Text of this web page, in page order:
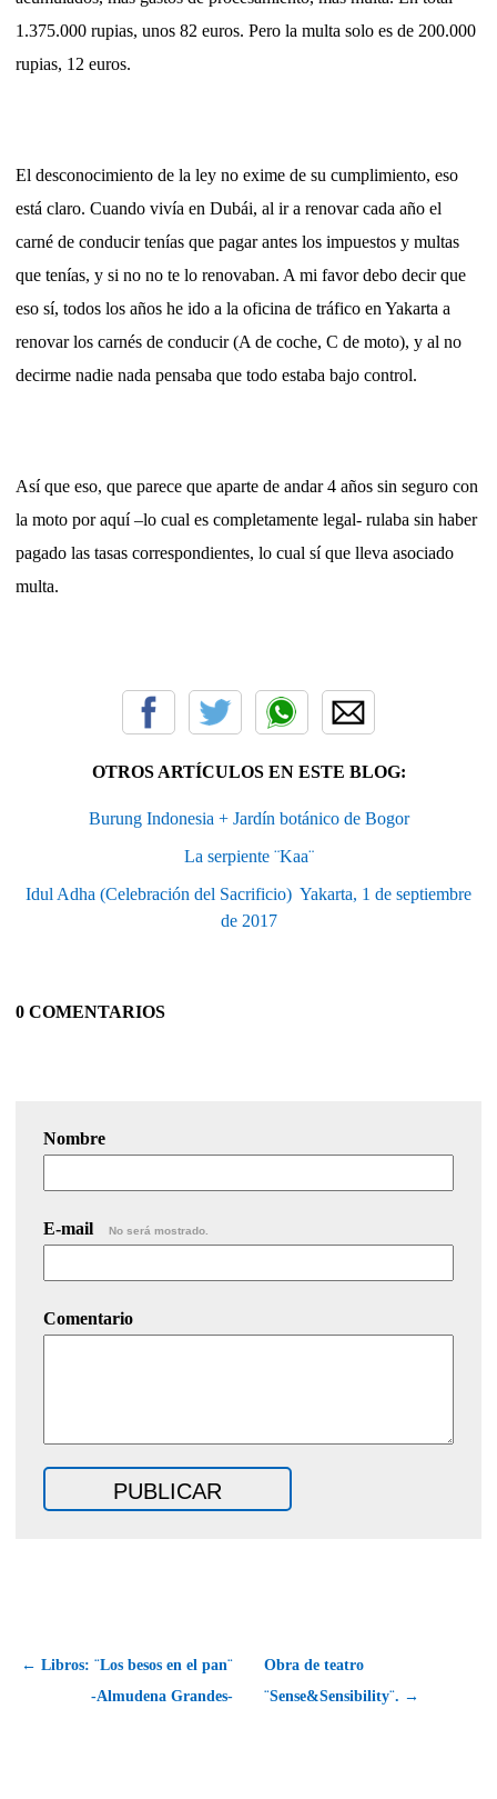
1.375.000 rupias, unos 82 euros. Pero la multa solo es de 200.000
rupias, 12 euros.
El desconocimiento de la ley no exime de su cumplimiento, eso
está claro. Cuando vivía en Dubái, al ir a renovar cada año el
carné de conducir tenías que pagar antes los impuestos y multas
que tenías, y si no no te lo renovaban. A mi favor debo decir que
eso sí, todos los años he ido a la oficina de tráfico en Yakarta a
renovar los carnés de conducir (A de coche, C de moto), y al no
decirme nadie nada pensaba que todo estaba bajo control.
Así que eso, que parece que aparte de andar 4 años sin seguro con
la moto por aquí –lo cual es completamente legal- rulaba sin haber
pagado las tasas correspondientes, lo cual sí que lleva asociado
multa.
OTROS ARTÍCULOS EN ESTE BLOG:
Burung Indonesia + Jardín botánico de Bogor
La serpiente ¨Kaa¨
Idul Adha (Celebración del Sacrificio)  Yakarta, 1 de septiembre
de 2017
0 COMENTARIOS
Nombre
E-mail No será mostrado.
Comentario
← Libros: ¨Los besos en el pan¨
-Almudena Grandes-
Obra de teatro
¨Sense&Sensibility¨. →